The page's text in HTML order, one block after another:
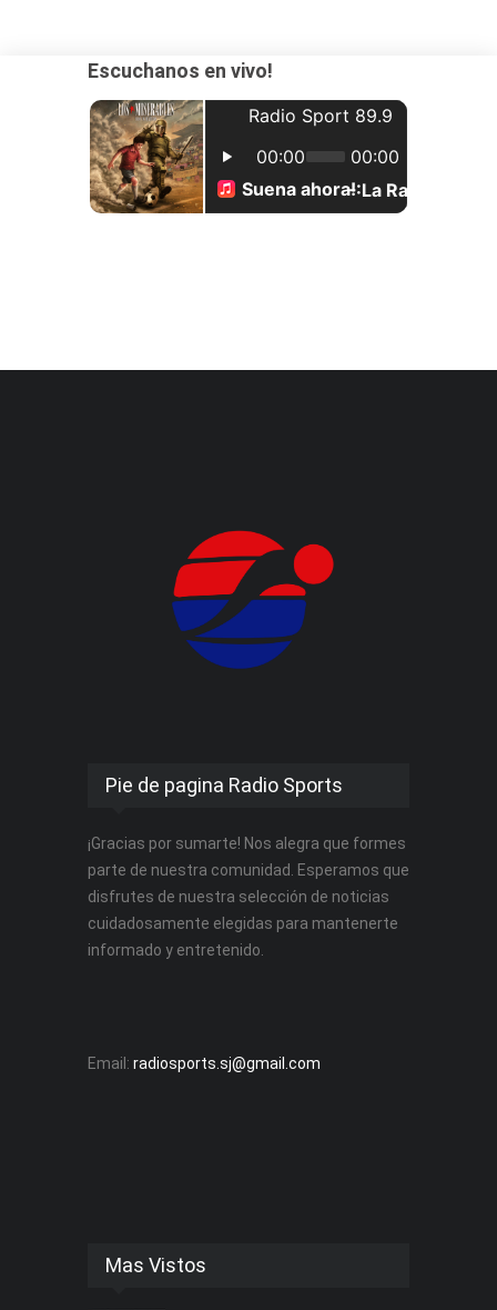
Escuchanos en vivo!
Pie de pagina Radio Sports
¡Gracias por sumarte! Nos alegra que formes
parte de nuestra comunidad. Esperamos que
disfrutes de nuestra selección de noticias
cuidadosamente elegidas para mantenerte
informado y entretenido.
Email: radiosports.sj@gmail.com
Mas Vistos